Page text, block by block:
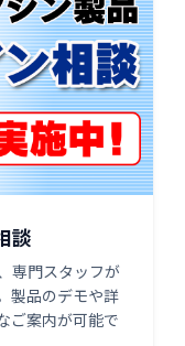
談
専門スタッフが
製品のデモや詳
ご案内が可能で